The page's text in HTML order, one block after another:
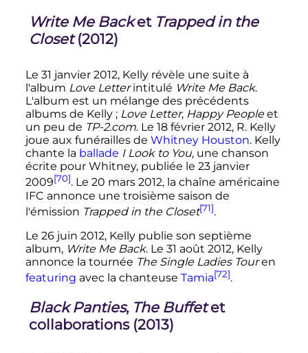
Write Me Backet Trapped in the
Closet(2012)
Le 31 janvier 2012, Kelly révèle une suite à
l'album Love Letterintitulé Write Me Back.
L'album est un mélange des précédents
albums de Kelly ; Love Letter, Happy Peopleet
un peu de TP-2.com. Le 18 février 2012, R. Kelly
joue aux funérailles de Whitney Houston. Kelly
chante la ballade I Look to You, une chanson
écrite pour Whitney, publiée le 23 janvier
2009[70]. Le 20 mars 2012, la chaîne américaine
IFC annonce une troisième saison de
l'émission Trapped in the Closet[71].
Le 26 juin 2012, Kelly publie son septième
album, Write Me Back. Le 31 août 2012, Kelly
annonce la tournée The Single Ladies Touren
featuring avec la chanteuse Tamia[72].
Black Panties, The Buffetet
collaborations (2013)